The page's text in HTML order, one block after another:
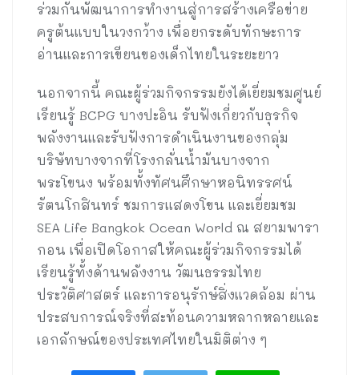
ร่วมกันพัฒนาการทำงานสู่การสร้างเครือข่าย
ครูต้นแบบในวงกว้าง เพื่อยกระดับทักษะการ
อ่านและการเขียนของเด็กไทยในระยะยาว
นอกจากนี้ คณะผู้ร่วมกิจกรรมยังได้เยี่ยมชมศูนย์
เรียนรู้ BCPG บางปะอิน รับฟังเกี่ยวกับธุรกิจ
พลังงานและรับฟังการดำเนินงานของกลุ่ม
บริษัทบางจากที่โรงกลั่นน้ำมันบางจาก
พระโขนง พร้อมทั้งทัศนศึกษาหอนิทรรศน์
รัตนโกสินทร์ ชมการแสดงโขน และเยี่ยมชม
SEA Life Bangkok Ocean World ณ สยามพารา
กอน เพื่อเปิดโอกาสให้คณะผู้ร่วมกิจกรรมได้
เรียนรู้ทั้งด้านพลังงาน วัฒนธรรมไทย
ประวัติศาสตร์ และการอนุรักษ์สิ่งแวดล้อม ผ่าน
ประสบการณ์จริงที่สะท้อนความหลากหลายและ
เอกลักษณ์ของประเทศไทยในมิติต่าง ๆ